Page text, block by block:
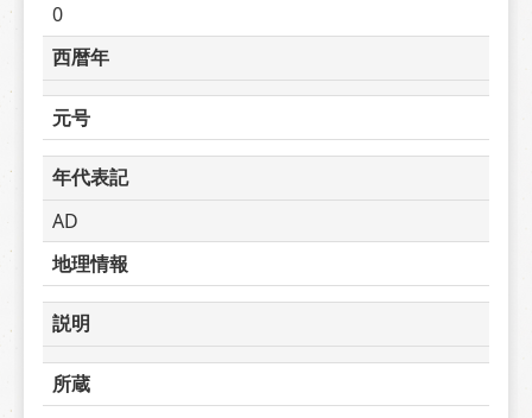
0
西暦年
元号
年代表記
AD
地理情報
説明
所蔵